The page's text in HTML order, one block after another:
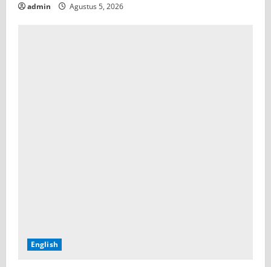
admin Agustus 5, 2026
English